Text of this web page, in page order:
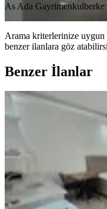
As Ada Gayrimenkulberke
Arama kriterlerinize uygun
benzer ilanlara göz
Benzer İlanlar
ÖNE ÇIKAN
14.000 ₺